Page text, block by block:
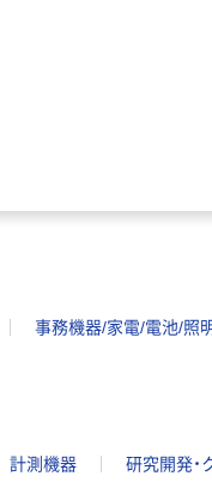
事務機器/家電/電池/照
計測機器 研究開発・